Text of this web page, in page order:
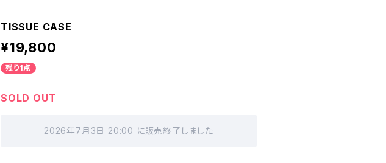
TISSUE CASE
¥19,800
残り1点
SOLD OUT
2026年7月3日 20:00 に販売終了しました